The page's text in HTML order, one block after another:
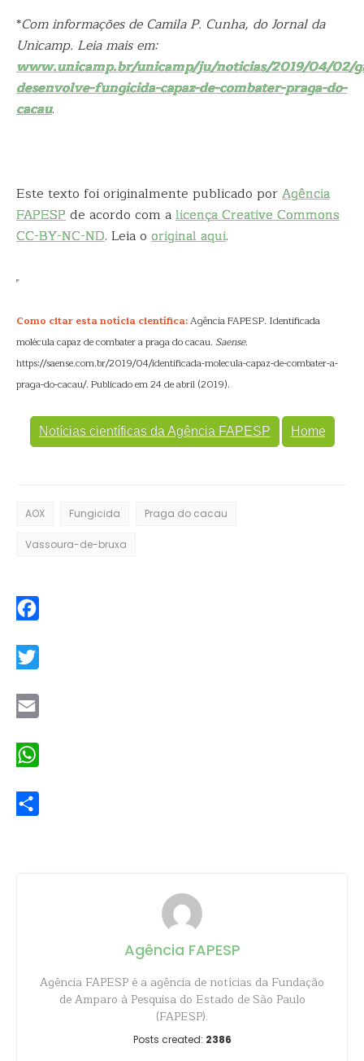
*Com informações de Camila P. Cunha, do Jornal da
Unicamp. Leia mais em:
www.unicamp.br/unicamp/ju/noticias/2019/04/02/
desenvolve-fungicida-capaz-de-combater-praga-do-
cacau.
Este texto foi originalmente publicado porAgência
FAPESPde acordo com alicença Creative Commons
CC-BY-NC-ND. Leia o original aqui.
Como citar esta notícia científica:Agência FAPESP. Identificada
molécula capaz de combater a praga do cacau. Saense.
https://saense.com.br/2019/04/identificada-molecula-capaz-de-combater-a-
praga-do-cacau/. Publicado em 24 de abril (2019).
Notícias científicas da Agência FAPESP Home
AOX Fungicida Praga do cacau
Vassoura-de-bruxa
Agência FAPESP
Agência FAPESP é a agência de notícias da Fundação
de Amparo à Pesquisa do Estado de São Paulo
(FAPESP).
Posts created: 2386